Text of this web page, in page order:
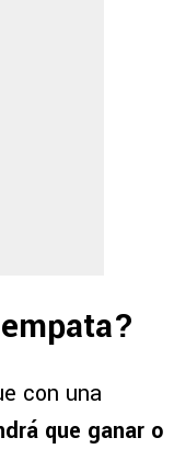
con una
que ganar o